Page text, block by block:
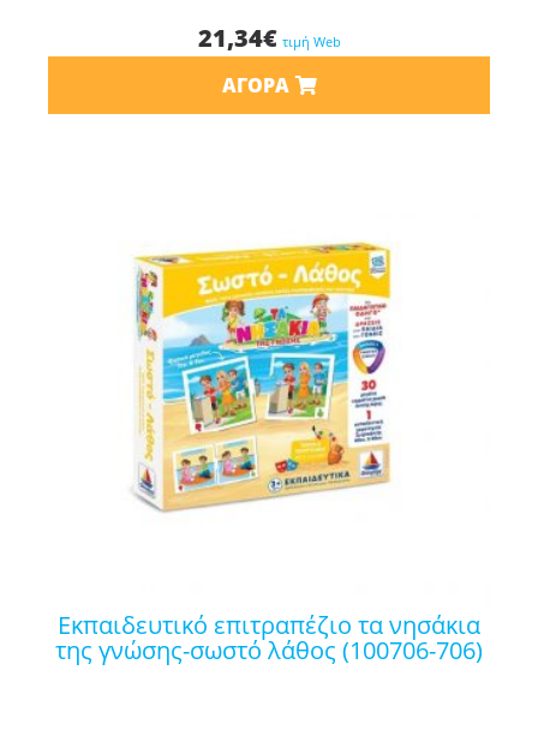
21,34€ τιμή Web
ΑΓΟΡΆ
εκπαιδευτικό επιτραπέζιο τα νησάκια
της γνώσης-σωστό λάθος (100706-706)